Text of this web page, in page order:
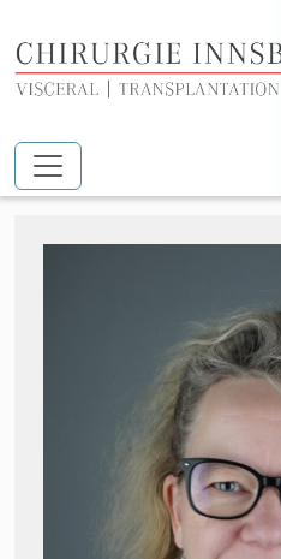
Zum Hauptinhalt springen
Hellmann Michaela